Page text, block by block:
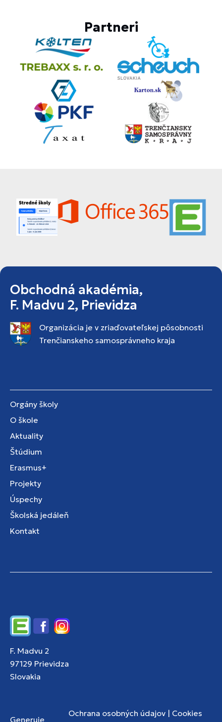
Partneri
Obchodná akadémia,
F. Madvu 2, Prievidza
Organizácia je v zriaďovateľskej pôsobnosti
Trenčianskeho samosprávneho kraja
Orgány školy
O škole
Aktuality
Štúdium
Erasmus+
Projekty
Úspechy
Školská jedáleň
Kontakt
EdupageFacebookInstagram
F. Madvu 2
97129 Prievidza
Slovakia
Generuje
Ochrana osobných údajov | Cookies